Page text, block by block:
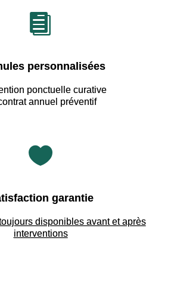

personnalisées
ponctuelle curative
annuel préventif

garantie
disponibles avant et après
interventions